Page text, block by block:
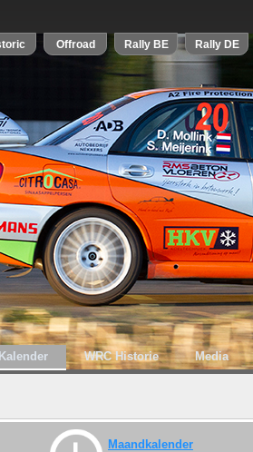
Kalender WRC Historie Media
Maandkalender